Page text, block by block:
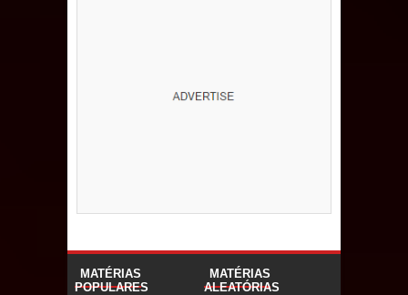
MATÉRIAS
POPULARES
MATÉRIAS
ALEATÓRIAS